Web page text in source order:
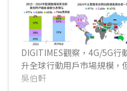
DIGITIMES觀察，4G/5G行
升全球行動用戶市場規模，
動能。觀察近五年
吳伯軒